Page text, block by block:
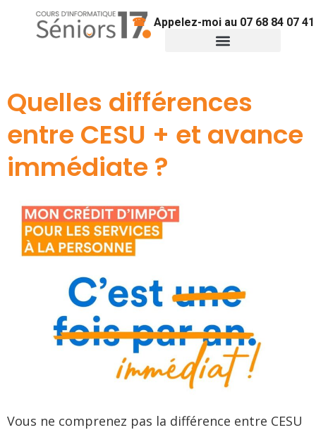
Appelez-moi au 07 68 84 07 41
Quelles différences
entre CESU + et avance
immédiate ?
Vous ne comprenez pas la différence entre CESU